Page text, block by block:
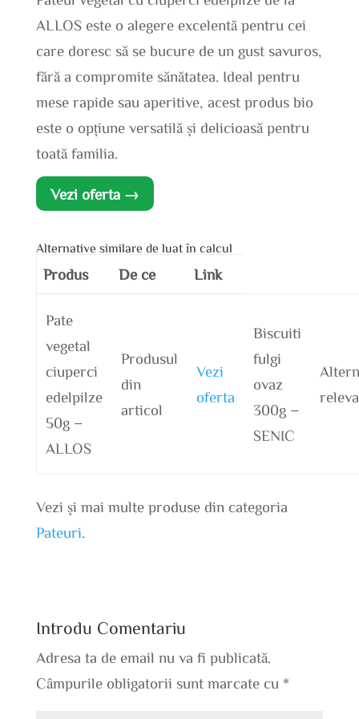
ALLOS este o alegere excelentă pentru cei
care doresc să se bucure de un gust savuros,
fără a compromite sănătatea. Ideal pentru
mese rapide sau aperitive, acest produs bio
este o opțiune versatilă și delicioasă pentru
toată familia.
Vezi oferta →
Alternative similare de luat în calcul
Produs De ce Link
Pate
vegetal
ciuperci
edelpilze
50g –
ALLOS
Produsul
din
articol
Vezi
oferta
Biscuiti
fulgi
ovaz
300g –
SENIC
Vezi și mai multe produse din categoria
Pateuri
Introdu Comentariu
Adresa ta de email nu va fi publicată.
Câmpurile obligatorii sunt marcate cu *